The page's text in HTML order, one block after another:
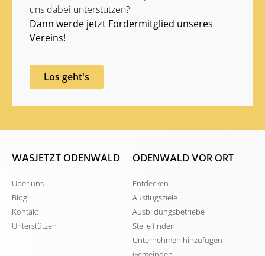
uns dabei unterstützen?
Dann werde jetzt Fördermitglied unseres
Vereins!
Los geht's
WASJETZT ODENWALD
Über uns
Blog
Kontakt
Unterstützen
ODENWALD VOR ORT
Entdecken
Ausflugsziele
Ausbildungsbetriebe
Stelle finden
Unternehmen hinzufügen